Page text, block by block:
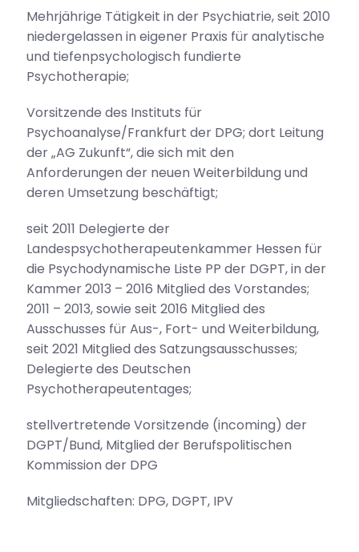
Mehrjährige Tätigkeit in der Psychiatrie, seit 2010
niedergelassen in eigener Praxis für analytische
und tiefenpsychologisch fundierte
Psychotherapie;
Vorsitzende des Instituts für
Psychoanalyse/Frankfurt der DPG; dort Leitung
der „AG Zukunft“, die sich mit den
Anforderungen der neuen Weiterbildung und
deren Umsetzung beschäftigt;
seit 2011 Delegierte der
Landespsychotherapeutenkammer Hessen für
die Psychodynamische Liste PP der DGPT, in der
Kammer 2013 – 2016 Mitglied des Vorstandes;
2011 – 2013, sowie seit 2016 Mitglied des
Ausschusses für Aus-, Fort- und Weiterbildung,
seit 2021 Mitglied des Satzungsausschusses;
Delegierte des Deutschen
Psychotherapeutentages;
stellvertretende Vorsitzende (incoming) der
DGPT/Bund, Mitglied der Berufspolitischen
Kommission der DPG
Mitgliedschaften: DPG, DGPT, IPV